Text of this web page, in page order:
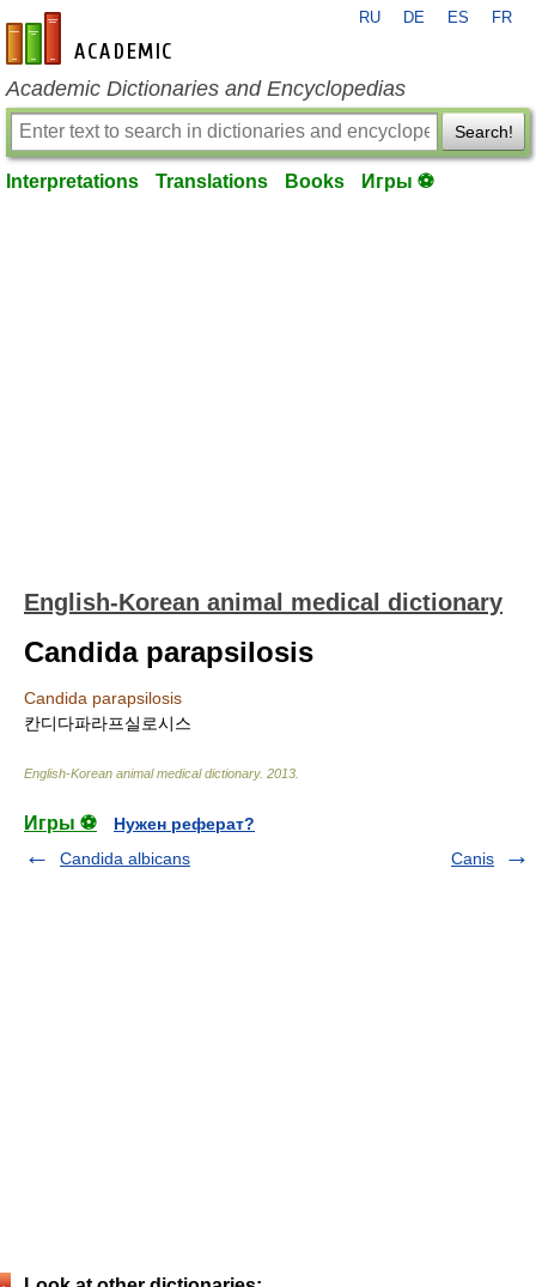
en-academic.com
RU DE ES FR
Academic Dictionaries and Encyclopedias
Search!
Interpretations Translations Books Игры ⚽
English-Korean animal medical dictionary
Candida parapsilosis
Candida parapsilosis
칸디다파라프실로시스
English-Korean animal medical dictionary. 2013
Игры ⚽
Нужен реферат?
Candida albicans
Canis